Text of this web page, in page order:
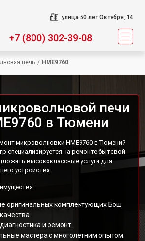
улица 50 лет Октября, 14
+7 (800) 302-39-08
печь / HME9760
печи
в Тюмени
микроволновки HME9760 в Тюмени?
специализируется на ремонте бытовой
высококлассные услуги для
устройства.
оригинальных комплектующих Бош
и ремонт.
мастера с многолетним опытом.